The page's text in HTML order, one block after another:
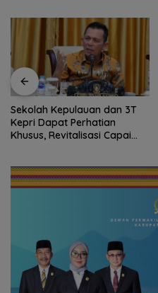
Sekolah Kepulauan dan 3T
Kepri Dapat Perhatian
Khusus, Revitalisasi Capai